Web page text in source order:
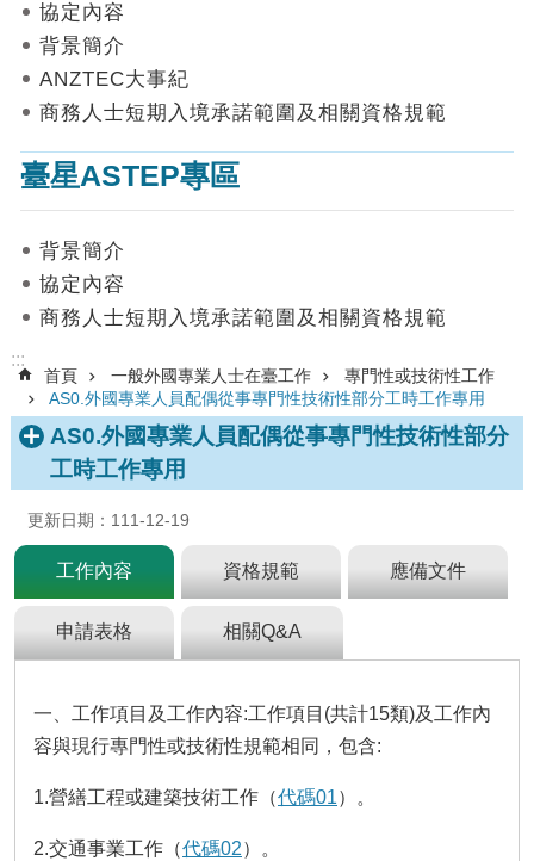
數
據
首
網
站
覽
絡
我
們
English
權
及
訊
政
網
資
協定內容
背景簡介
ANZTEC大事紀
商務人士短期入境承諾範圍及相關資格規範
臺星ASTEP專區
背景簡介
協定內容
商務人士短期入境承諾範圍及相關資格規範
:::
首頁 一般外國專業人士在臺工作
專門性或技術性工作
AS0.外國專業人員配偶從事專門性技術性部分工時工作專用
AS0.外國專業人員配偶從事專門性技術性部分
工時工作專用
更新日期：111-12-19
工作內容 資格規範 應備文件
申請表格 相關Q&A
一、工作項目及工作內容:工作項目(共計15類)及工作內
容與現行專門性或技術性規範相同，包含:
1.營繕工程或建築技術工作（代碼01）。
2.交通事業工作（代碼02）。